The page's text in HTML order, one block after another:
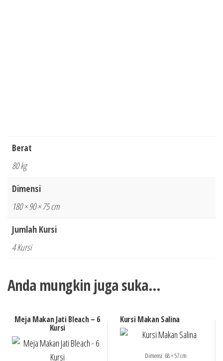
Berat
80 kg
Dimensi
180 × 90 × 75 cm
Jumlah Kursi
4 Kursi
Anda mungkin juga suka…
Meja Makan Jati Bleach – 6
Kursi
Kursi Makan Salina
Dimensi: 68 × 57 cm